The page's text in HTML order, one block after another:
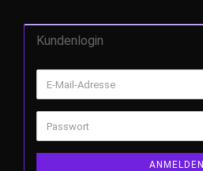
Kundenlogin
ANMELDEN